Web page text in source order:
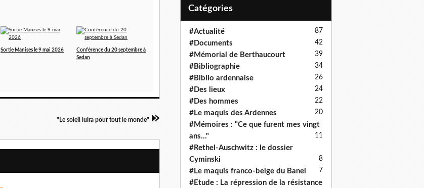
Sortie Manises le 9 mai 2026
Conférence du 20 septembre à
Sedan
"Le soleil luira pour tout le monde"
Catégories
#Actualité 87
#Documents 42
#Mémorial de Berthaucourt 39
#Bibliographie 34
#Biblio ardennaise 26
#Des lieux 24
#Des hommes 22
#Le maquis des Ardennes 20
#Mémoires : "Ce que furent mes vingt
ans..."
11
#Rethel-Auschwitz : le dossier
Cyminski
8
#Le maquis franco-belge du Banel 7
#Etude : La répression de la résistance